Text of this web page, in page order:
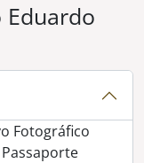
Eduardo
Fotográfico